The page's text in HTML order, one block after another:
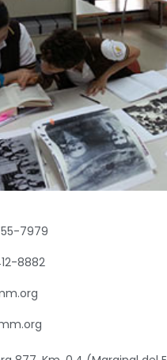
7979
8882